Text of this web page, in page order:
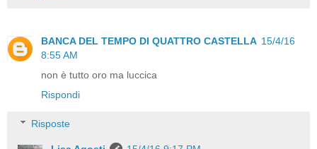
BANCA DEL TEMPO DI QUATTRO CASTELLA 15/4/16
8:55 AM
non è tutto oro ma luccica
Rispondi
Risposte